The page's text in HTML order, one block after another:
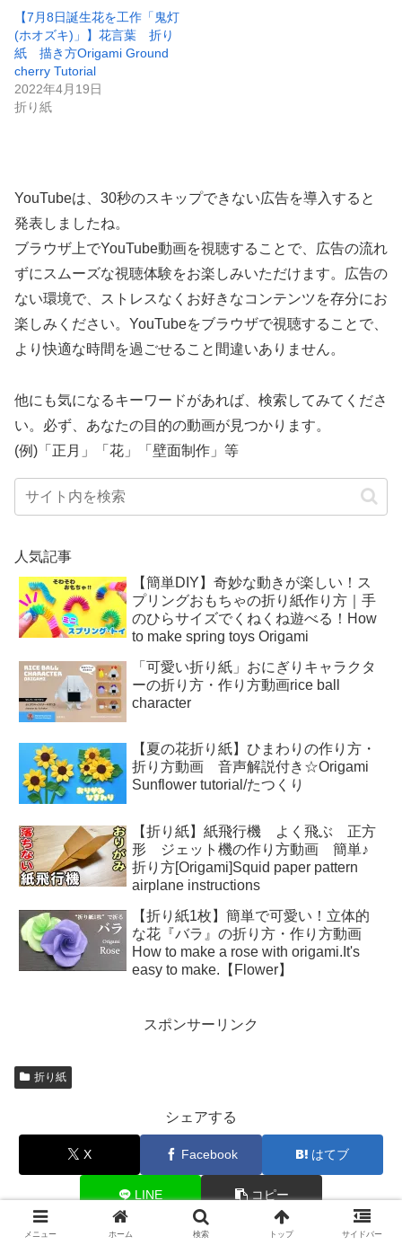
【7月8日誕生花を工作「鬼灯
(ホオズキ)」】花言葉 折り
紙 描き方Origami Ground
cherry Tutorial
2022年4月19日
折り紙
YouTubeは、30秒のスキップできない広告を導入すると
発表しましたね。
ブラウザ上でYouTube動画を視聴することで、広告の流れ
ずにスムーズな視聴体験をお楽しみいただけます。広告の
ない環境で、ストレスなくお好きなコンテンツを存分にお
楽しみください。YouTubeをブラウザで視聴することで、
より快適な時間を過ごせること間違いありません。
他にも気になるキーワードがあれば、検索してみてくださ
い。必ず、あなたの目的の動画が見つかります。
(例)「正月」「花」「壁面制作」等
人気記事
【簡単DIY】奇妙な動きが楽しい！ス
プリングおもちゃの折り紙作り方｜手
のひらサイズでくねくね遊べる！How
to make spring toys Origami
「可愛い折り紙」おにぎりキャラクタ
ーの折り方・作り方動画rice ball
character
【夏の花折り紙】ひまわりの作り方・
折り方動画 音声解説付き☆Origami
Sunflower tutorial/たつくり
【折り紙】紙飛行機 よく飛ぶ 正方
形 ジェット機の作り方動画 簡単♪
折り方[Origami]Squid paper pattern
airplane instructions
【折り紙1枚】簡単で可愛い！立体的
な花『バラ』の折り方・作り方動画
How to make a rose with origami.It's
easy to make.【Flower】
スポンサーリンク
折り紙
シェアする
X Facebook はてブ
LINE コピー
メニュー ホーム 検索 トップ サイドバー